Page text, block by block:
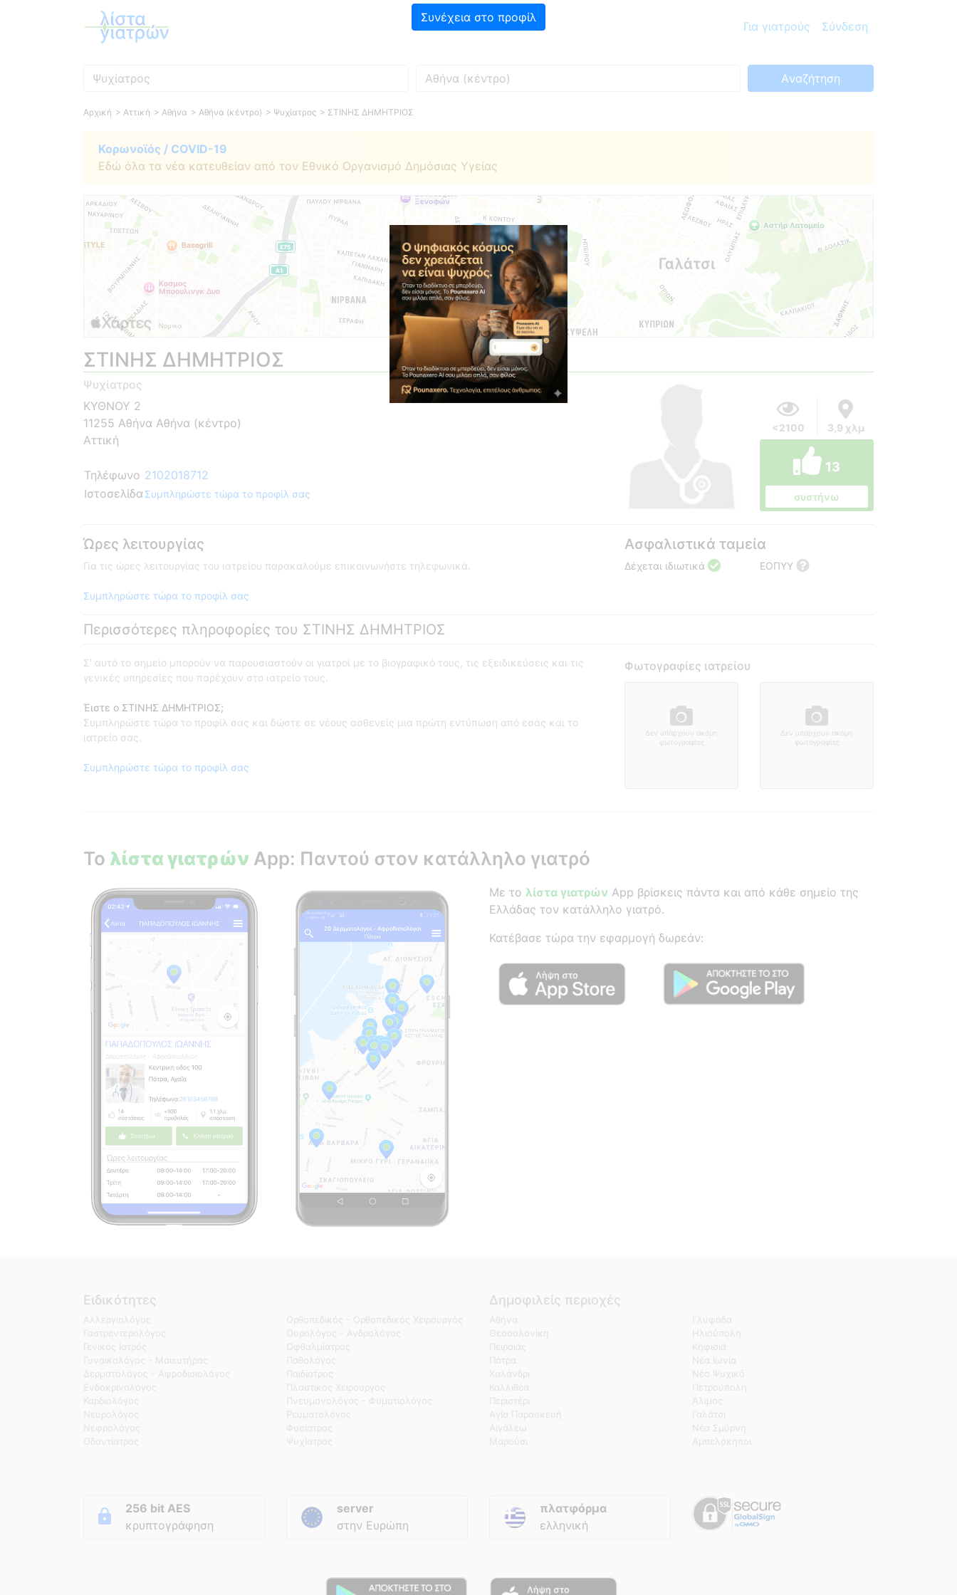
Για γιατρούς Σύνδεση
Συνέχεια στο προφίλ
Ειδικότητα Πού Aναζήτηση
Αρχική > Αττική > Αθήνα > Αθήνα (κέντρο) > Ψυχίατρος > ΣΤΙΝΗΣ ΔΗΜΗΤΡΙΟΣ
Κορωνοϊός / COVID-19
Εδώ όλα τα νέα κατευθείαν από τον Εθνικό Οργανισμό Δημόσιας Υγείας
ΣΤΙΝΗΣ ΔΗΜΗΤΡΙΟΣ
Ψυχίατρος
ΚΥΘΝΟΥ 2
11255 Αθήνα Αθήνα (κέντρο)
Αττική
Τηλέφωνο 2102018712
Ιστοσελίδα Συμπληρώστε τώρα το προφίλ σας
<2100 3,9 χλμ
13
συστήνω
Ώρες λειτουργίας
Για τις ώρες λειτουργίας του ιατρείου παρακαλούμε επικοινωνήστε τηλεφωνικά.
Συμπληρώστε τώρα το προφίλ σας
Ασφαλιστικά ταμεία
Δέχεται ιδιωτικά ΕΟΠΥΥ
Περισσότερες πληροφορίες του ΣΤΙΝΗΣ ΔΗΜΗΤΡΙΟΣ
Σ' αυτό το σημείο μπορούν να παρουσιαστούν οι γιατροί με το βιογραφικό τους, τις εξειδικεύσεις και τις
γενικές υπηρεσίες που παρέχουν στο ιατρείο τους.
Έιστε ο ΣΤΙΝΗΣ ΔΗΜΗΤΡΙΟΣ;
Συμπληρώστε τώρα το προφίλ σας και δώστε σε νέους ασθενείς μια πρώτη εντύπωση από εσάς και το
ιατρείο σας.
Συμπληρώστε τώρα το προφίλ σας
Φωτογραφίες ιατρείου
Δεν υπάρχουν ακόμη
φωτογραφίες
Δεν υπάρχουν ακόμη
φωτογραφίες
Το λίστα γιατρών App: Παντού στον κατάλληλο γιατρό
Με το λίστα γιατρών App βρίσκεις πάντα και από κάθε σημείο της
Ελλάδας τον κατάλληλο γιατρό.
Κατέβασε τώρα την εφαρμογή δωρεάν:
Ειδικότητες
Αλλεργιολόγος
Γαστρεντερολόγος
Γενικός Ιατρός
Γυναικολόγος - Μαιευτήρας
Δερματολόγος - Αφροδισιολόγος
Ενδοκρινολόγος
Καρδιολόγος
Νευρολόγος
Νεφρολόγος
Οδοντίατρος
Ορθοπεδικός - Ορθοπεδικός Χειρουργός
Ουρολόγος - Ανδρολόγος
Οφθαλμίατρος
Παθολόγος
Παιδίατρος
Πλαστικός Χειρουργός
Πνευμονολόγος - Φυματιολόγος
Ρευματολόγος
Φυσίατρος
Ψυχίατρος
Δημοφιλείς περιοχές
Αθήνα
Θεσσαλονίκη
Πειραιάς
Πάτρα
Χαλάνδρι
Καλλιθέα
Περιστέρι
Αγία Παρασκευή
Αιγάλεω
Μαρούσι
Γλυφάδα
Ηλιούπολη
Κηφισιά
Νέα Ιωνία
Νέο Ψυχικό
Πετρούπολη
Άλιμος
Γαλάτσι
Νέα Σμύρνη
Αμπελόκηποι
256 bit AES
κρυπτογράφηση
server
στην Ευρώπη
πλατφόρμα
ελληνική